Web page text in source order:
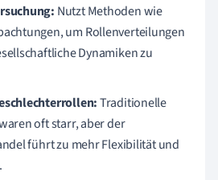
Nutzt Methoden wie
um Rollenverteilungen
Dynamiken zu
Traditionelle
oft starr, aber der
führt zu mehr Flexibilität und